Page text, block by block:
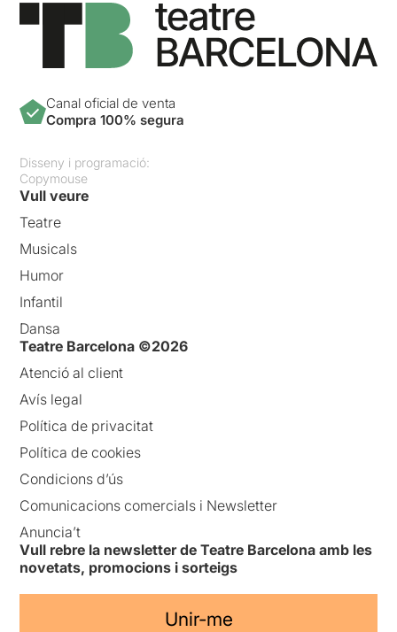
Canal oficial de venta
Compra 100% segura
Disseny i programació:
Copymouse
Vull veure
Teatre
Musicals
Humor
Infantil
Dansa
Teatre Barcelona ©2026
Atenció al client
Avís legal
Política de privacitat
Política de cookies
Condicions d’ús
Comunicacions comercials i Newsletter
Anuncia’t
Vull rebre la newsletter de Teatre Barcelona amb les
novetats, promocions i sorteigs
Unir-me